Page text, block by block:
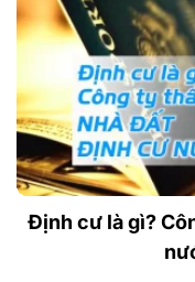
Định cư là gì?